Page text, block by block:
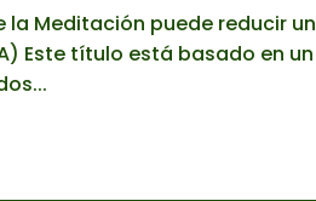
Meditación puede reducir un
Este título está basado en un